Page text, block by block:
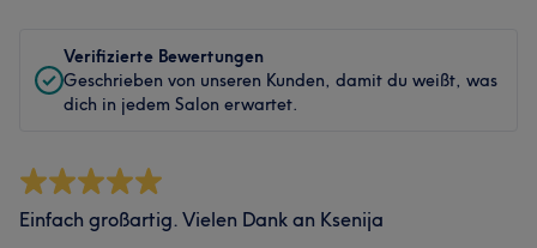
Verifizierte Bewertungen
Geschrieben von unseren Kunden, damit du weißt, was
dich in jedem Salon erwartet.
Einfach großartig. Vielen Dank an Ksenija